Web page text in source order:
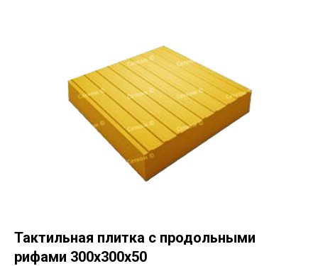
Тактильная плитка с продольными
рифами 300х300х50